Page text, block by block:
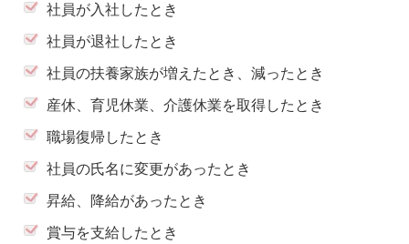
社員が入社したとき
社員が退社したとき
社員の扶養家族が増えたとき、減ったとき
産休、育児休業、介護休業を取得したとき
職場復帰したとき
社員の氏名に変更があったとき
昇給、降給があったとき
賞与を支給したとき